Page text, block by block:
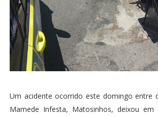
Um acidente ocorrido este domingo entre
Mamede Infesta, Matosinhos, deixou